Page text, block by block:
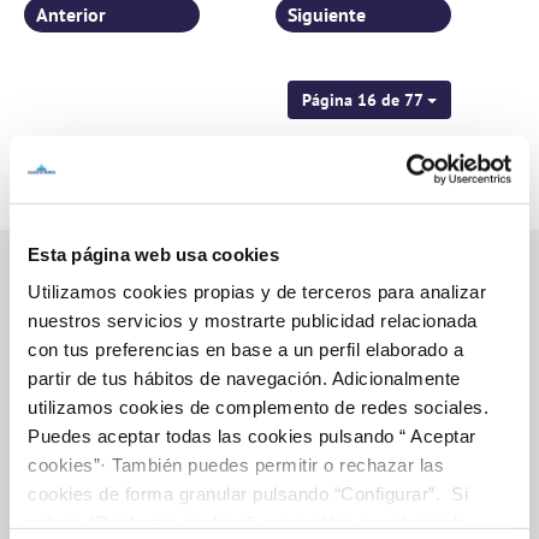
Esta página web usa cookies
Utilizamos cookies propias y de terceros para analizar
nuestros servicios y mostrarte publicidad relacionada
con tus preferencias en base a un perfil elaborado a
partir de tus hábitos de navegación. Adicionalmente
utilizamos cookies de complemento de redes sociales.
Puedes aceptar todas las cookies pulsando “ Aceptar
cookies”· También puedes permitir o rechazar las
cookies de forma granular pulsando “Configurar”. Si
Página 16 de 77
Anterior Siguiente
Inicio
Gestiones Online